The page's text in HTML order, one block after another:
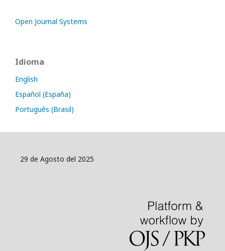
Open Journal Systems
Idioma
English
Español (España)
Português (Brasil)
29 de Agosto del 2025